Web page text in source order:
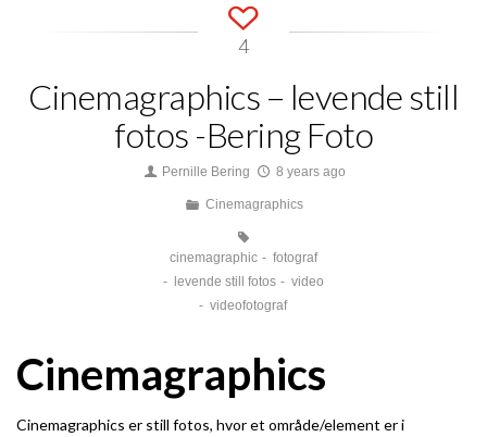
4
Cinemagraphics – levende still
fotos -Bering Foto
Pernille Bering 8 years ago
Cinemagraphics
cinemagraphic
fotograf
levende still fotos
video
videofotograf
Cinemagraphics
Cinemagraphics er still fotos, hvor et område/element er i